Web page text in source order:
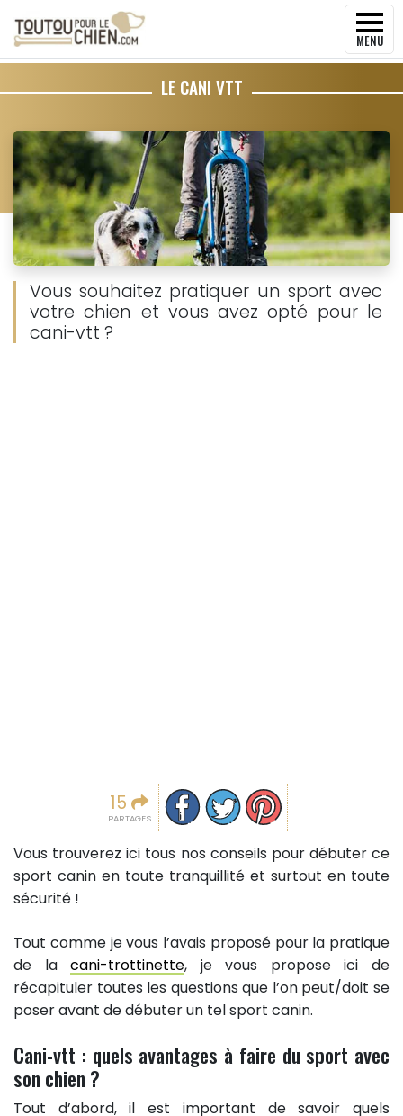
MENU
LE CANI VTT
Vous souhaitez pratiquer un sport avec
votre chien et vous avez opté pour le
cani-vtt ?
15
PARTAGES
Partager sur facebook
Partager sur Twitter
Epingler sur Pinterest
Vous trouverez ici tous nos conseils pour débuter ce
sport canin en toute tranquillité et surtout en toute
sécurité !
Tout comme je vous l’avais proposé pour la pratique
de lacani-trottinette, je vous propose ici de
récapituler toutes les questions que l’on peut/doit se
poser avant de débuter un tel sport canin.
Cani-vtt : quels avantages à faire du sport avec
son chien ?
Tout d’abord, il est important de savoir quels